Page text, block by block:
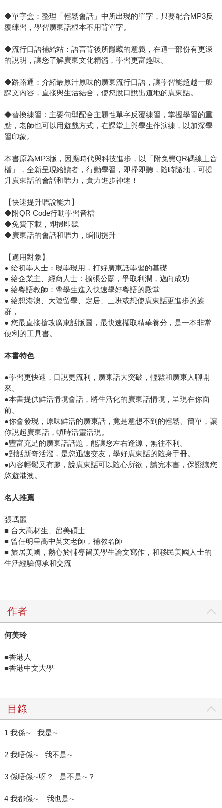
◆單字盒：整理「輕鬆會話」中所出現的單字，只要配合MP3反
覆練習，學習廣東話根本不用背單字。
◆流行口語補給站：語言背後所隱藏的意義，在這一部份有更深
的說明，讓您了解廣東文化精髓，學習更富趣味。
◆路路通：介紹最原汁原味的廣東流行口語，讓學習能超越一般
課文內容，直接與生活結合，使您脫口說出道地的廣東話。
◆替換練習：主要句型配合主題性單字反覆練習，掌握學習的重
點，老師也可以用遊戲方式，在課堂上與學生作演練，以加深學
習印象。
本書原為MP3版，因應時代與科技進步，以「附免費QR碼線上音
檔」，全新呈現給讀者，行動學習，即掃即聽，隨時隨地，可提
升廣東話的會話和聽力，實力進步神速！
【快速提升聽說能力】
◆附QR Code行動學習音檔
◆免費下載，即掃即聽
◆廣東話的會話和聽力，瞬間提升
【適用對象】
● 給初學人士：現學現用，打好廣東話學習的基礎
● 給企業主、經商人士：擴張公關，爭取利潤，邁向成功
● 給粵語教師：帶學生進入快速學好粵語的殿堂
● 給想港澳、大陸留學、定居、上班或想使廣東話更進步的族
群，
● 您最直接搶攻廣東話版圖，最快速擷取精華養分，是一本非常
便利的工具書。
本書特色
●學習更快速，口說更流利，廣東話大突破，輕鬆和廣東人聊開
來。
●本書提供鮮活情境會話，將生活化的廣東話情境，呈現在你面
前。
●你會發現，原味鮮活的廣東話，竟是意想不到的輕鬆、簡單，讓
你說起廣東話，頓時活靈活現。
●豐富充足的廣東話話題，能讓您左右逢源，無往不利。
●對話新奇活潑，是您迅速交友，學好廣東話的隨身手冊。
●內容輕鬆又有趣，說廣東話可以隨心所欲，讀完本書，保證讓您
悠遊港澳。
名人推薦
張瑪麗
■ 台大高材生、留美碩士
■ 曾任明星高中英文老師，補教名師
■ 旅居美國，熱心於輔導留美學生論文寫作，和移民美國人士的
生活經驗傳承和交流
作者
何美玲
■香港人
■香港中文大學
目錄
1 我係∼ 我是∼
2 我唔係∼ 我不是∼
3 係唔係∼呀？ 是不是∼？
4 我都係∼ 我也是∼